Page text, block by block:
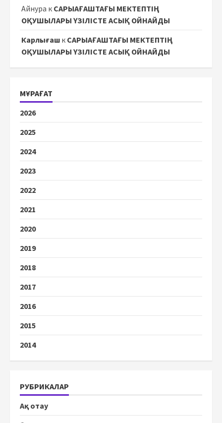
Айнура к САРЫАҒАШТАҒЫ МЕКТЕПТІҢ
ОҚУШЫЛАРЫ ҮЗІЛІСТЕ АСЫҚ ОЙНАЙДЫ
Карлығаш к САРЫАҒАШТАҒЫ МЕКТЕПТІҢ
ОҚУШЫЛАРЫ ҮЗІЛІСТЕ АСЫҚ ОЙНАЙДЫ
МҰРАҒАТ
2026
2025
2024
2023
2022
2021
2020
2019
2018
2017
2016
2015
2014
РУБРИКАЛАР
Ақ отау